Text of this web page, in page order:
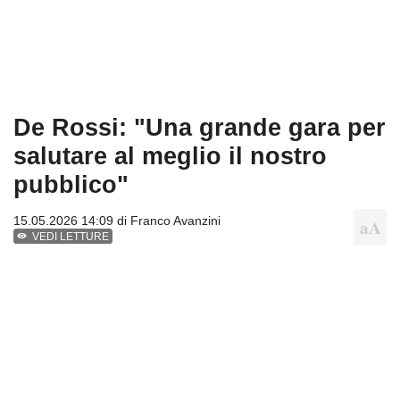
De Rossi: "Una grande gara per
salutare al meglio il nostro
pubblico"
15.05.2026 14:09 di Franco Avanzini
VEDI LETTURE